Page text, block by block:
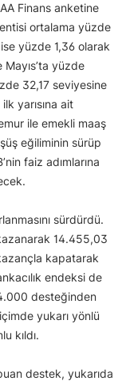
Finans anketine
ortalama yüzde
ise yüzde 1,36 olarak
yüzde
32,17 seviyesine
yarısına ait
ile emekli maaş
eğiliminin sürüp
faiz adımlarına
sürdürdü.
14.455,03
kapatarak
endeksi de
desteğinden
yukarı yönlü
kıldı.
destek, yukarıda